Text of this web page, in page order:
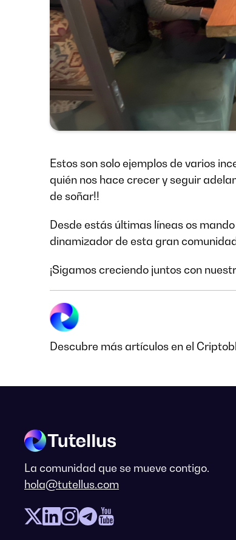
Estos son solo ejemplos de varios
quién nos hace crecer y seguir
de soñar!!
Desde estás últimas líneas os
dinamizador de esta gran
¡Sigamos creciendo juntos con
Descubre más artículos en el
La comunidad que se mueve contigo.
hola@tutellus.com